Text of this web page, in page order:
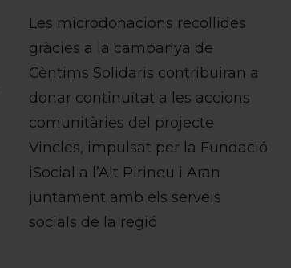
Les microdonacions recollides
gràcies a la campanya de
Cèntims Solidaris contribuiran a
donar continuïtat a les accions
comunitàries del projecte
Vincles, impulsat per la Fundació
iSocial a l’Alt Pirineu i Aran
juntament amb els serveis
socials de la regió